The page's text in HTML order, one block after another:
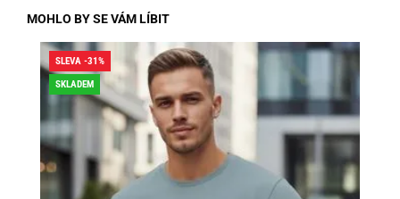
MOHLO BY SE VÁM LÍBIT
SLEVA -31%
SKLADEM